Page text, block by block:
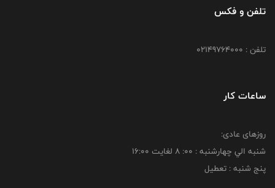
تلفن و فکس
تلفن : 02149764000
ساعات کار
روزهای عادی:
شنبه الي چهارشنبه : 00: 8 لغايت 16:00
پنج شنبه : تعطیل